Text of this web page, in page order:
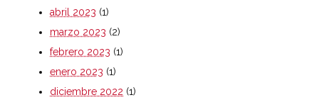
abril 2023 (1)
marzo 2023 (2)
febrero 2023 (1)
enero 2023 (1)
diciembre 2022 (1)